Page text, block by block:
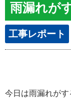
雨漏れが
工事レポート
今日は雨漏れが